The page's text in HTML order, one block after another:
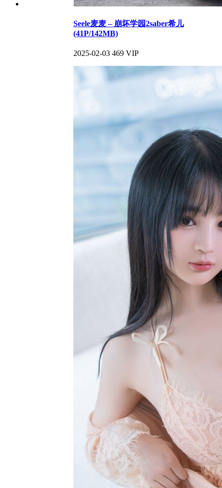
Seele麦麦 – 崩坏学园2saber希儿
(41P/142MB)
2025-02-03 469 VIP